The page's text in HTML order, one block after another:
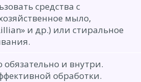
средства с
мыло,
и др.) или стиральное
и внутри.
обработки.